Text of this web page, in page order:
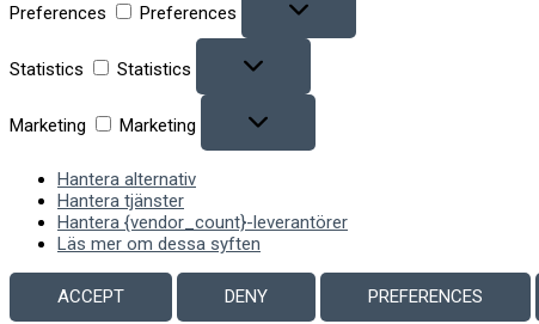
Preferences Preferences
Statistics Statistics
Marketing Marketing
Hantera alternativ
Hantera tjänster
Hantera {vendor_count}-leverantörer
Läs mer om dessa syften
ACCEPT DENY PREFERENCES